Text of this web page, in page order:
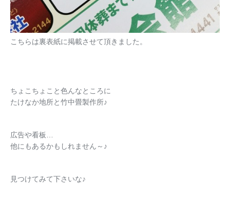
こちらは裏表紙に掲載させて頂きました。
ちょこちょこと色んなところに
たけなか地所と竹中畳製作所♪
広告や看板…
他にもあるかもしれません～♪
見つけてみて下さいな♪